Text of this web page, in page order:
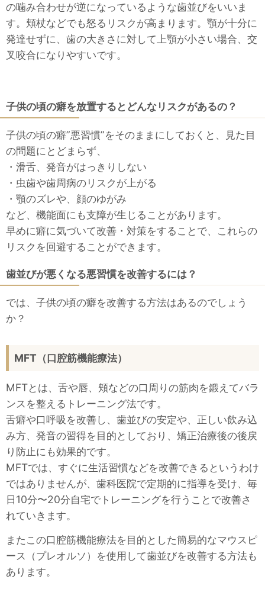
の噛み合わせが逆になっているような歯並びをいいま
す。頬杖などでも怒るリスクが高まります。顎が十分に
発達せずに、歯の大きさに対して上顎が小さい場合、交
叉咬合になりやすいです。
子供の頃の癖を放置するとどんなリスクがあるの？
子供の頃の癖”悪習慣”をそのままにしておくと、見た目
の問題にとどまらず、
・滑舌、発音がはっきりしない
・虫歯や歯周病のリスクが上がる
・顎のズレや、顔のゆがみ
など、機能面にも支障が生じることがあります。
早めに癖に気づいて改善・対策をすることで、これらの
リスクを回避することができます。
歯並びが悪くなる悪習慣を改善するには？
では、子供の頃の癖を改善する方法はあるのでしょう
か？
MFT（口腔筋機能療法）
MFTとは、舌や唇、頬などの口周りの筋肉を鍛えてバラ
ンスを整えるトレーニング法です。
舌癖や口呼吸を改善し、歯並びの安定や、正しい飲み込
み方、発音の習得を目的としており、矯正治療後の後戻
り防止にも効果的です。
MFTでは、すぐに生活習慣などを改善できるというわけ
ではありませんが、歯科医院で定期的に指導を受け、毎
日10分〜20分自宅でトレーニングを行うことで改善さ
れていきます。
またこの口腔筋機能療法を目的とした簡易的なマウスピ
ース（プレオルソ）を使用して歯並びを改善する方法も
あります。